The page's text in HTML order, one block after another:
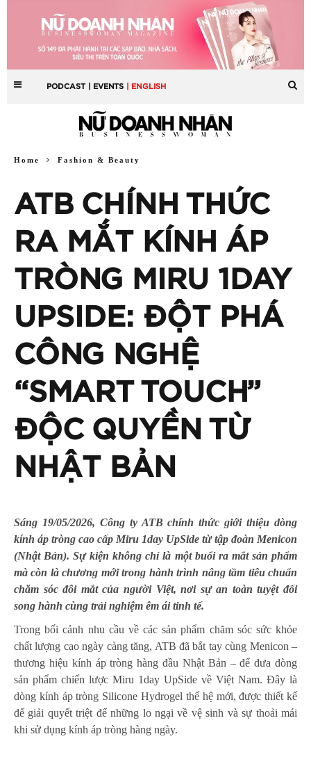
PODCAST | EVENTS | ENGLISH
Home Fashion & Beauty
ATB CHÍNH THỨC
RA MẮT KÍNH ÁP
TRÒNG MIRU 1DAY
UPSIDE: ĐỘT PHÁ
CÔNG NGHỆ
“SMART TOUCH”
ĐỘC QUYỀN TỪ
NHẬT BẢN
Sáng 19/05/2026, Công ty ATB chính thức giới thiệu dòng
kính áp tròng cao cấp Miru 1day UpSide từ tập đoàn Menicon
(Nhật Bản). Sự kiện không chỉ là một buổi ra mắt sản phẩm
mà còn là chương mới trong hành trình nâng tầm tiêu chuẩn
chăm sóc đôi mắt của người Việt, nơi sự an toàn tuyệt đối
song hành cùng trải nghiệm êm ái tinh tế.
Trong bối cảnh nhu cầu về các sản phẩm chăm sóc sức khỏe
chất lượng cao ngày càng tăng, ATB đã bắt tay cùng Menicon –
thương hiệu kính áp tròng hàng đầu Nhật Bản – để đưa dòng
sản phẩm chiến lược Miru 1day UpSide về Việt Nam. Đây là
dòng kính áp tròng Silicone Hydrogel thế hệ mới, được thiết kế
để giải quyết triệt để những lo ngại về vệ sinh và sự thoải mái
khi sử dụng kính áp tròng hàng ngày.